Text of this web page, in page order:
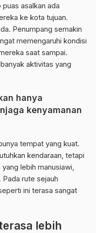
asalkan ada
ke kota tujuan.
Penumpang semakin
memengaruhi kondisi
saat sampai.
aktivitas yang
hanya
kenyamanan
tempat yang kuat.
kendaraan, tetapi
lebih manusiawi,
rute sejauh
ini terasa sangat
lebih